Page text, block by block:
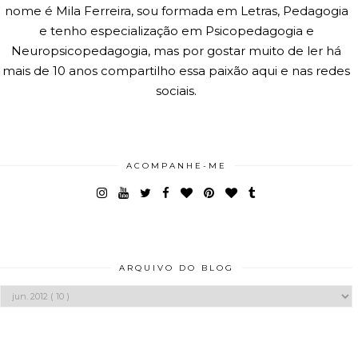
nome é Mila Ferreira, sou formada em Letras, Pedagogia
e tenho especialização em Psicopedagogia e
Neuropsicopedagogia, mas por gostar muito de ler há
mais de 10 anos compartilho essa paixão aqui e nas redes
sociais.
ACOMPANHE-ME
ARQUIVO DO BLOG